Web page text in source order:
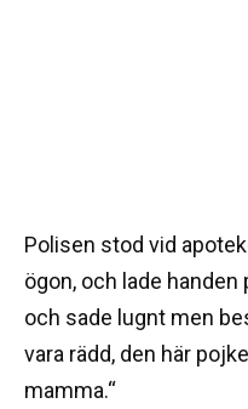
Polisen stod vid
ögon, och lade handen
och sade lugnt men
vara rädd, den här
mamma.“